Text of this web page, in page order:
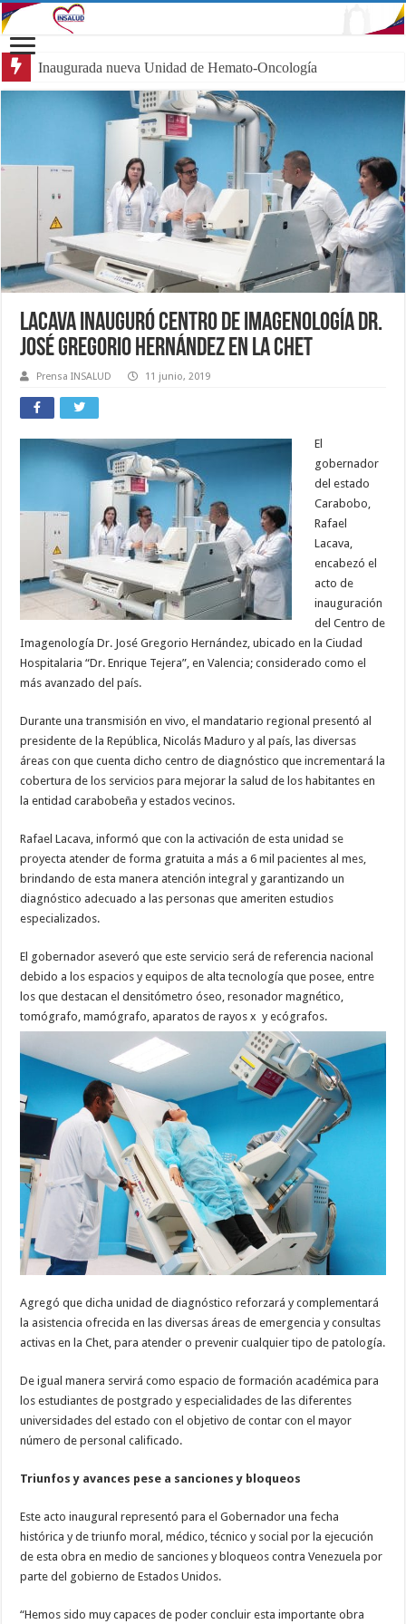
Inaugurada nueva Unidad de Hemato-Oncología Pediátrica
Lacava inauguró Centro de Imagenología Dr.
José Gregorio Hernández en la CHET
Prensa INSALUD 11 junio, 2019
El
gobernador
del estado
Carabobo,
Rafael
Lacava,
encabezó el
acto de
inauguración
del Centro de
Imagenología Dr. José Gregorio Hernández, ubicado en la Ciudad
Hospitalaria “Dr. Enrique Tejera”, en Valencia; considerado como el
más avanzado del país.
Durante una transmisión en vivo, el mandatario regional presentó al
presidente de la República, Nicolás Maduro y al país, las diversas
áreas con que cuenta dicho centro de diagnóstico que incrementará la
cobertura de los servicios para mejorar la salud de los habitantes en
la entidad carabobeña y estados vecinos.
Rafael Lacava, informó que con la activación de esta unidad se
proyecta atender de forma gratuita a más a 6 mil pacientes al mes,
brindando de esta manera atención integral y garantizando un
diagnóstico adecuado a las personas que ameriten estudios
especializados.
El gobernador aseveró que este servicio será de referencia nacional
debido a los espacios y equipos de alta tecnología que posee, entre
los que destacan el densitómetro óseo, resonador magnético,
tomógrafo, mamógrafo, aparatos de rayos x y ecógrafos.
Agregó que dicha unidad de diagnóstico reforzará y complementará
la asistencia ofrecida en las diversas áreas de emergencia y consultas
activas en la Chet, para atender o prevenir cualquier tipo de patología.
De igual manera servirá como espacio de formación académica para
los estudiantes de postgrado y especialidades de las diferentes
universidades del estado con el objetivo de contar con el mayor
número de personal calificado.
Triunfos y avances pese a sanciones y bloqueos
Este acto inaugural representó para el Gobernador una fecha
histórica y de triunfo moral, médico, técnico y social por la ejecución
de esta obra en medio de sanciones y bloqueos contra Venezuela por
parte del gobierno de Estados Unidos.
“Hemos sido muy capaces de poder concluir esta importante obra